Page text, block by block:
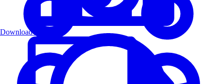
Download PDF